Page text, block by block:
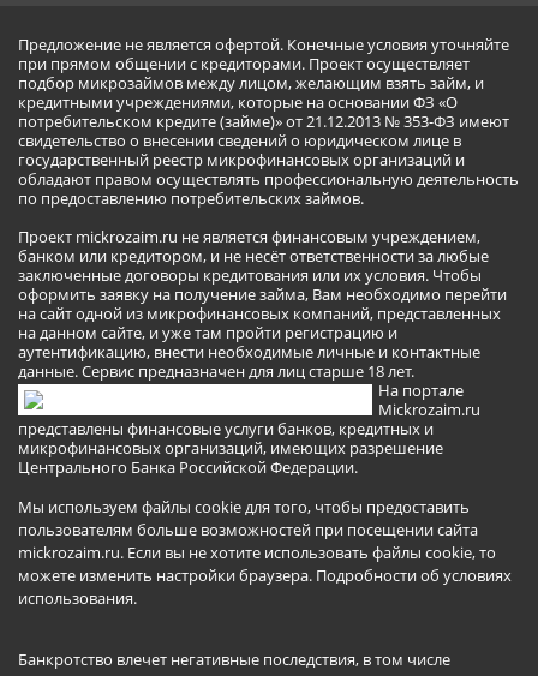
Предложение не является офертой. Конечные условия уточняйте
при прямом общении с кредиторами. Проект осуществляет
подбор микрозаймов между лицом, желающим взять займ, и
кредитными учреждениями, которые на основании ФЗ «О
потребительском кредите (займе)» от 21.12.2013 № 353-ФЗ имеют
свидетельство о внесении сведений о юридическом лице в
государственный реестр микрофинансовых организаций и
обладают правом осуществлять профессиональную деятельность
по предоставлению потребительских займов.
Проект mickrozaim.ru не является финансовым учреждением,
банком или кредитором, и не несёт ответственности за любые
заключенные договоры кредитования или их условия. Чтобы
оформить заявку на получение займа, Вам необходимо перейти
на сайт одной из микрофинансовых компаний, представленных
на данном сайте, и уже там пройти регистрацию и
аутентификацию, внести необходимые личные и контактные
данные. Сервис предназначен для лиц старше 18 лет.
На портале
Mickrozaim.ru
представлены финансовые услуги банков, кредитных и
микрофинансовых организаций, имеющих разрешение
Центрального Банка Российской Федерации.
Мы используем файлы cookie для того, чтобы предоставить
пользователям больше возможностей при посещении сайта
mickrozaim.ru. Если вы не хотите использовать файлы cookie, то
можете изменить настройки браузера. Подробности об условиях
использования.
Банкротство влечет негативные последствия, в том числе